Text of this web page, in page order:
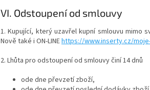
VI. Odstoupení od smlouvy
1. Kupující, který uzavřel kupní smlouvu
Nově také i ON-LINEhttps://www.inserty.cz/
2. Lhůta pro odstoupení od smlouvy činí 14 dnů
ode dne převzetí zboží,